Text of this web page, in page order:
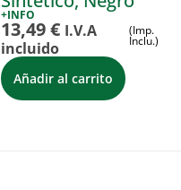
+INFO
13,49€ I.V.A
incluido
(Imp.
Inclu.)
Añadir al carrito